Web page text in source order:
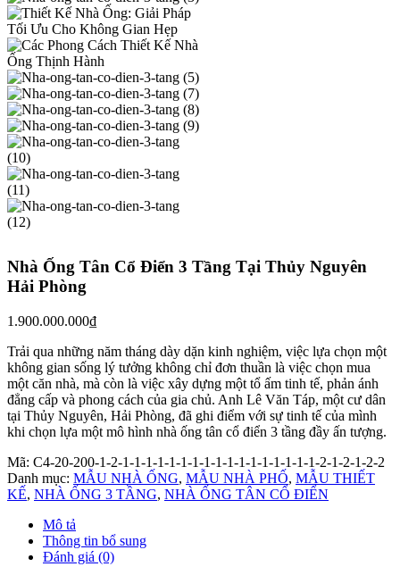
Nhà Ống Tân Cổ Điển 3 Tầng Tại Thủy Nguyên
Hải Phòng
1.900.000.000₫
Trải qua những năm tháng dày dặn kinh nghiệm, việc lựa chọn một
không gian sống lý tưởng không chỉ đơn thuần là việc chọn mua
một căn nhà, mà còn là việc xây dựng một tổ ấm tinh tế, phản ánh
đẳng cấp và phong cách của gia chủ. Anh Lê Văn Táp, một cư dân
tại Thủy Nguyên, Hải Phòng, đã ghi điểm với sự tinh tế của mình
khi chọn lựa một mô hình nhà ống tân cổ điển 3 tầng đầy ấn tượng.
Mã: C4-20-200-1-2-1-1-1-1-1-1-1-1-1-1-1-1-1-1-1-1-1-2-1-2-1-2-2
Danh mục: MẪU NHÀ ỐNG, MẪU NHÀ PHỐ, MẪU THIẾT
KẾ, NHÀ ỐNG 3 TẦNG, NHÀ ỐNG TÂN CỔ ĐIỂN
Mô tả
Thông tin bổ sung
Đánh giá (0)